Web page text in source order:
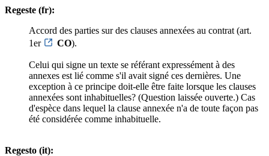
Regeste (fr):
Accord des parties sur des clauses annexées au contrat (art.
1er
CO).
Celui qui signe un texte se référant expressément à des
annexes est lié comme s'il avait signé ces dernières. Une
exception à ce principe doit-elle être faite lorsque les clauses
annexées sont inhabituelles? (Question laissée ouverte.) Cas
d'espèce dans lequel la clause annexée n'a de toute façon pas
été considérée comme inhabituelle.
Regesto (it):